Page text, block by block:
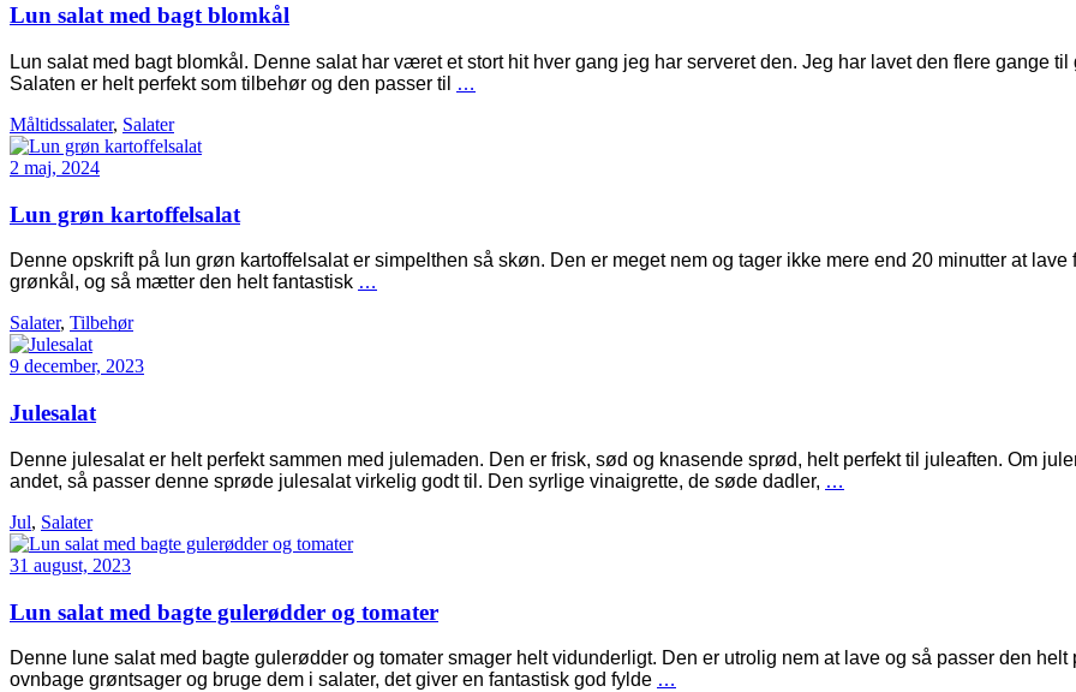
Lun salat med bagt blomkål
Lun salat med bagt blomkål. Denne salat har været et stort hit hver gang jeg har serveret den. Jeg har lavet den flere gange
Salaten er helt perfekt som tilbehør og den passer til
…
Måltidssalater, Salater
2 maj, 2024
Lun grøn kartoffelsalat
Denne opskrift på lun grøn kartoffelsalat er simpelthen så skøn. Den er meget nem og tager ikke mere end 20 minutter at
grønkål, og så mætter den helt fantastisk …
Salater, Tilbehør
9 december, 2023
Julesalat
Denne julesalat er helt perfekt sammen med julemaden. Den er frisk, sød og knasende sprød, helt perfekt til juleaften. Om
andet, så passer denne sprøde julesalat virkelig godt til. Den syrlige vinaigrette, de søde dadler, …
Jul, Salater
31 august, 2023
Lun salat med bagte gulerødder og tomater
Denne lune salat med bagte gulerødder og tomater smager helt vidunderligt. Den er utrolig nem at lave og så passer den
ovnbage grøntsager og bruge dem i salater, det giver en fantastisk god fylde …